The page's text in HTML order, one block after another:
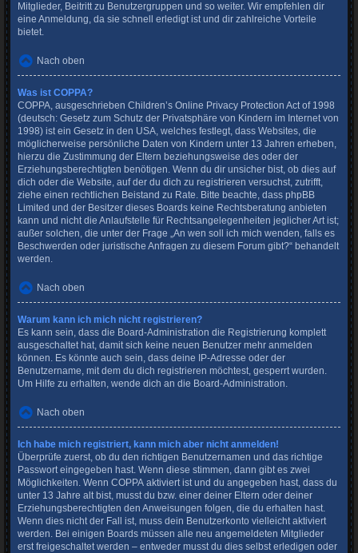
Mitglieder, Beitritt zu Benutzergruppen und so weiter. Wir empfehlen dir
eine Anmeldung, da sie schnell erledigt ist und dir zahlreiche Vorteile
bietet.
Nach oben
Was ist COPPA?
COPPA, ausgeschrieben Children’s Online Privacy Protection Act of 1998
(deutsch: Gesetz zum Schutz der Privatsphäre von Kindern im Internet von
1998) ist ein Gesetz in den USA, welches festlegt, dass Websites, die
möglicherweise persönliche Daten von Kindern unter 13 Jahren erheben,
hierzu die Zustimmung der Eltern beziehungsweise des oder der
Erziehungsberechtigten benötigen. Wenn du dir unsicher bist, ob dies auf
dich oder die Website, auf der du dich zu registrieren versuchst, zutrifft,
ziehe einen rechtlichen Beistand zu Rate. Bitte beachte, dass phpBB
Limited und der Besitzer dieses Boards keine Rechtsberatung anbieten
kann und nicht die Anlaufstelle für Rechtsangelegenheiten jeglicher Art ist;
außer solchen, die unter der Frage „An wen soll ich mich wenden, falls es
Beschwerden oder juristische Anfragen zu diesem Forum gibt?“ behandelt
werden.
Nach oben
Warum kann ich mich nicht registrieren?
Es kann sein, dass die Board-Administration die Registrierung komplett
ausgeschaltet hat, damit sich keine neuen Benutzer mehr anmelden
können. Es könnte auch sein, dass deine IP-Adresse oder der
Benutzername, mit dem du dich registrieren möchtest, gesperrt wurden.
Um Hilfe zu erhalten, wende dich an die Board-Administration.
Nach oben
Ich habe mich registriert, kann mich aber nicht anmelden!
Überprüfe zuerst, ob du den richtigen Benutzernamen und das richtige
Passwort eingegeben hast. Wenn diese stimmen, dann gibt es zwei
Möglichkeiten. Wenn COPPA aktiviert ist und du angegeben hast, dass du
unter 13 Jahre alt bist, musst du bzw. einer deiner Eltern oder deiner
Erziehungsberechtigten den Anweisungen folgen, die du erhalten hast.
Wenn dies nicht der Fall ist, muss dein Benutzerkonto vielleicht aktiviert
werden. Bei einigen Boards müssen alle neu angemeldeten Mitglieder
erst freigeschaltet werden – entweder musst du dies selbst erledigen oder